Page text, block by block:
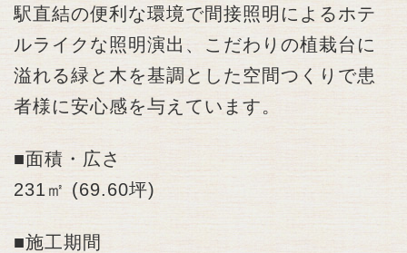
駅直結の便利な環境で間接照明によるホテ
ルライクな照明演出、こだわりの植栽台に
溢れる緑と木を基調とした空間つくりで患
者様に安心感を与えています。
■面積・広さ
231㎡ (69.60坪)
■施工期間